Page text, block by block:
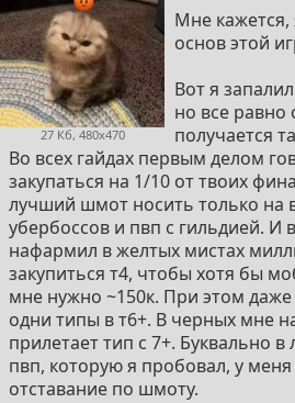
27 Кб, 480x470
Мне
основ этой
Вот я
но все равно
получается
Во всех гайдах первым делом
закупаться на 1/10 от твоих
лучший шмот носить только на
убербоссов и пвп с гильдией. И
нафармил в желтых мистах
закупиться т4, чтобы хотя бы
мне нужно ~150к. При этом
одни типы в т6+. В черных мне
прилетает тип с 7+. Буквально
пвп, которую я пробовал, у
отставание по шмоту.